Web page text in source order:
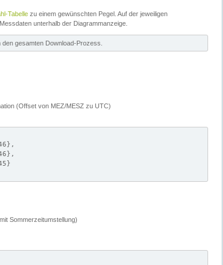
Tabelle zu einem gewünschten Pegel. Auf der jeweiligen
unterhalb der Diagrammanzeige.
gesamten Download-Prozess.
(Offset von MEZ/MESZ zu UTC)
Sommerzeitumstellung)